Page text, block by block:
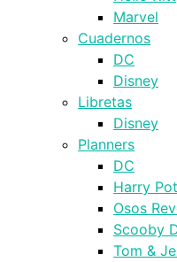
Marvel
Cuadernos
DC
Disney
Libretas
Disney
Planners
DC
Harry
Osos
Scooby
Tom &